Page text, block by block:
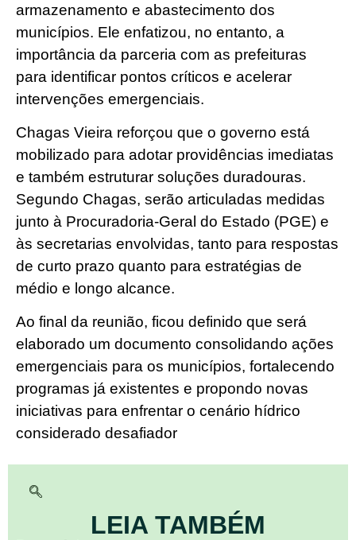
armazenamento e abastecimento dos
municípios. Ele enfatizou, no entanto, a
importância da parceria com as prefeituras
para identificar pontos críticos e acelerar
intervenções emergenciais.
Chagas Vieira reforçou que o governo está
mobilizado para adotar providências imediatas
e também estruturar soluções duradouras.
Segundo Chagas, serão articuladas medidas
junto à Procuradoria-Geral do Estado (PGE) e
às secretarias envolvidas, tanto para respostas
de curto prazo quanto para estratégias de
médio e longo alcance.
Ao final da reunião, ficou definido que será
elaborado um documento consolidando ações
emergenciais para os municípios, fortalecendo
programas já existentes e propondo novas
iniciativas para enfrentar o cenário hídrico
considerado desafiador
LEIA TAMBÉM